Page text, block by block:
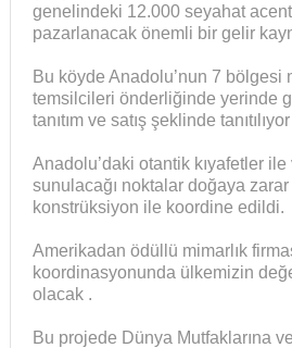
genelindeki 12.000 seyahat
pazarlanacak önemli bir gelir
Bu köyde Anadolu’nun 7 bölgesi
temsilcileri önderliğinde yerinde
tanıtım ve satış şeklinde
Anadolu’daki otantik kıyafetler
sunulacağı noktalar doğaya
konstrüksiyon ile koordine edildi.
Amerikadan ödüllü mimarlık
koordinasyonunda ülkemizin
olacak .
Bu projede Dünya Mutfaklarına